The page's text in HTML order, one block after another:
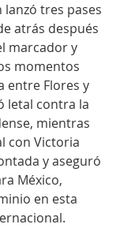
lanzó tres pases
atrás después
marcador y
momentos
entre Flores y
letal contra la
mientras
con Victoria
y aseguró
México,
en esta